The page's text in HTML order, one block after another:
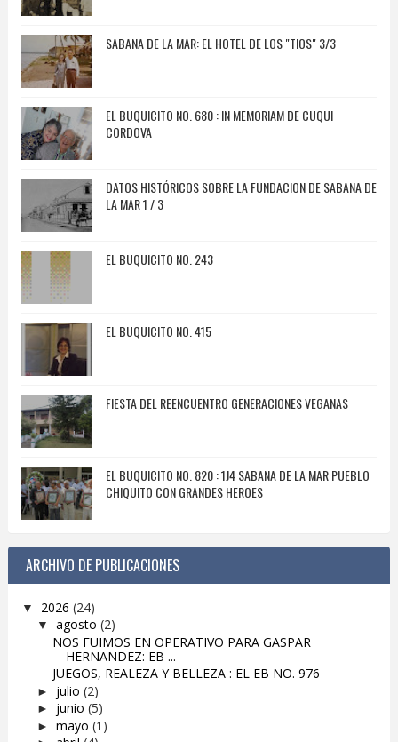
SABANA DE LA MAR: EL HOTEL DE LOS "TIOS" 3/3
EL BUQUICITO NO. 680 : IN MEMORIAM DE CUQUI
CORDOVA
DATOS HISTÓRICOS SOBRE LA FUNDACION DE SABANA DE
LA MAR 1 / 3
EL BUQUICITO NO. 243
EL BUQUICITO NO. 415
FIESTA DEL REENCUENTRO GENERACIONES VEGANAS
EL BUQUICITO NO. 820 : 1J4 SABANA DE LA MAR PUEBLO
CHIQUITO CON GRANDES HEROES
ARCHIVO DE PUBLICACIONES
▼ 2026 (24)
▼ agosto (2)
NOS FUIMOS EN OPERATIVO PARA GASPAR
HERNANDEZ: EB ...
JUEGOS, REALEZA Y BELLEZA : EL EB NO. 976
► julio (2)
► junio (5)
► mayo (1)